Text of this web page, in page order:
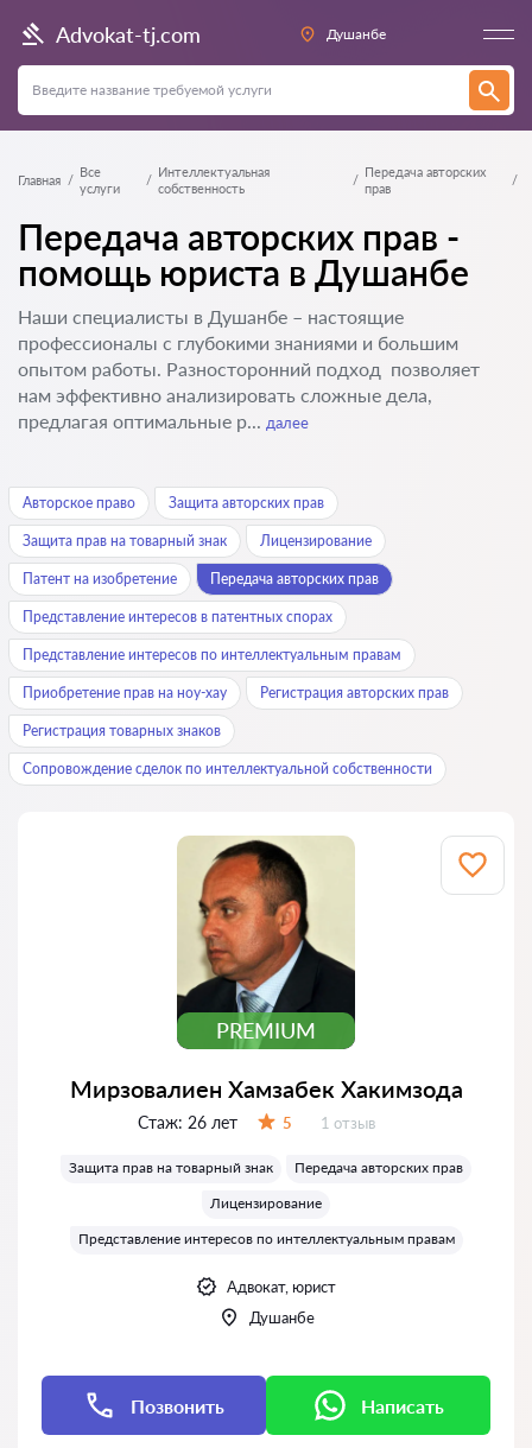
Advokat-tj.com Душанбе
Главная
Все
услуги
Интеллектуальная
собственность
Передача авторских
прав
Передача авторских прав -
помощь юриста в Душанбе
Наши специалисты в Душанбе – настоящие
профессионалы с глубокими знаниями и большим
опытом работы. Разносторонний подход позволяет
нам эффективно анализировать сложные дела,
предлагая оптимальные р... далее
Авторское право Защита авторских прав
Защита прав на товарный знак Лицензирование
Патент на изобретение Передача авторских прав
Представление интересов в патентных спорах
Представление интересов по интеллектуальным правам
Приобретение прав на ноу-хау Регистрация авторских прав
Регистрация товарных знаков
Сопровождение сделок по интеллектуальной собственности
PREMIUM
Мирзовалиен Хамзабек Хакимзода
Стаж: 26 лет 5 Отзывов:
1 отзыв
Защита прав на товарный знак
Передача авторских прав
Лицензирование
Представление интересов по интеллектуальным правам
Адвокат, юрист
Душанбе
Позвонить Написать